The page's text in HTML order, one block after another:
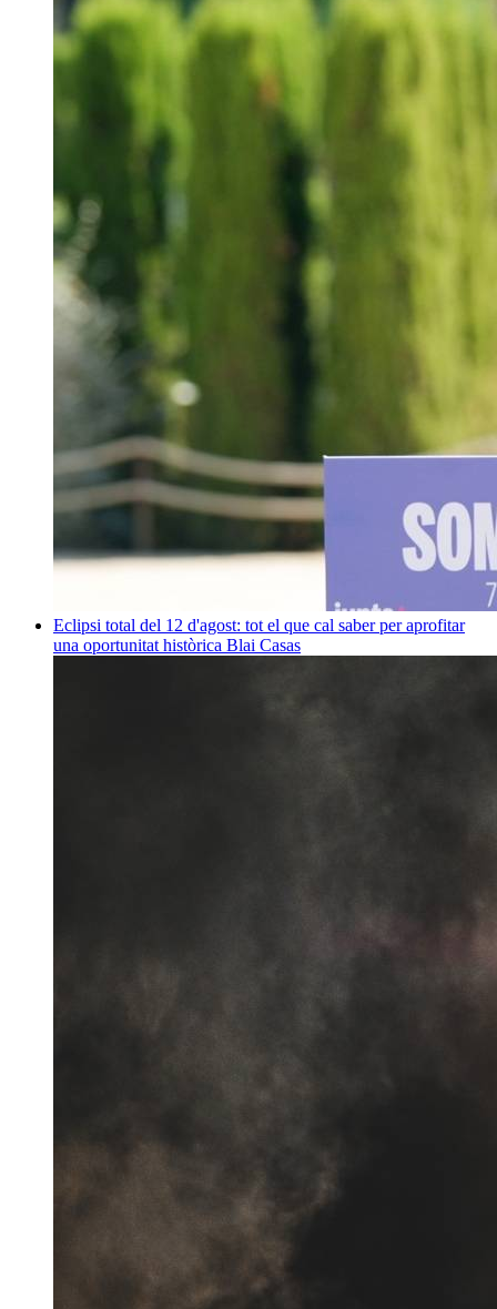
Eclipsi total del 12 d'agost: tot el que cal saber per aprofitar
una oportunitat històrica Blai Casas